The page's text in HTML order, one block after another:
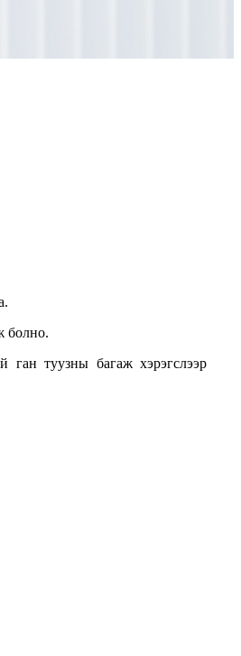
болно.
ган туузны багаж хэрэгслээр